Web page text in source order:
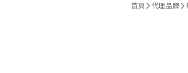
首頁 代理品牌